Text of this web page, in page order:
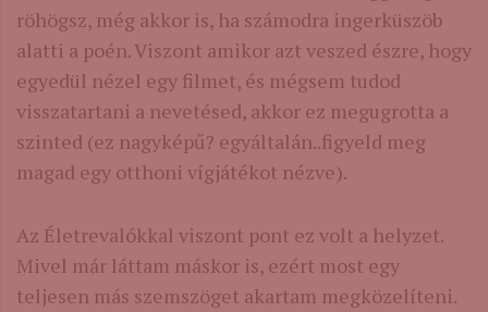
röhögsz, még akkor is, ha számodra ingerküszöb
alatti a poén. Viszont amikor azt veszed észre, hogy
egyedül nézel egy filmet, és mégsem tudod
visszatartani a nevetésed, akkor ez megugrotta a
szinted (ez nagyképű? egyáltalán..figyeld meg
magad egy otthoni vígjátékot nézve).
Az Életrevalókkal viszont pont ez volt a helyzet.
Mivel már láttam máskor is, ezért most egy
teljesen más szemszöget akartam megközelíteni.